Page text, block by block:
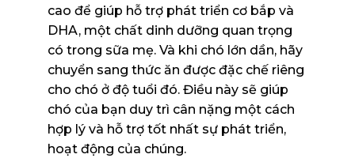
cao để giúp hỗ trợ phát triển cơ bắp và
DHA, một chất dinh dưỡng quan trọng
có trong sữa mẹ. Và khi chó lớn dần, hãy
chuyển sang thức ăn được đặc chế riêng
cho chó ở độ tuổi đó. Điều này sẽ giúp
chó của bạn duy trì cân nặng một cách
hợp lý và hỗ trợ tốt nhất sự phát triển,
hoạt động của chúng.